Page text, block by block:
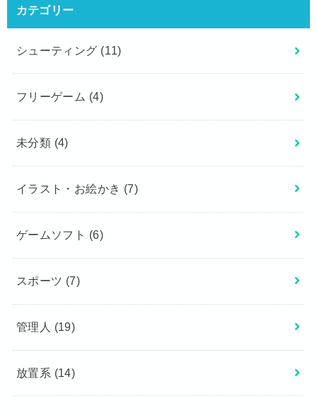
カテゴリー
シューティング (11)
フリーゲーム (4)
未分類 (4)
イラスト・お絵かき (7)
ゲームソフト (6)
スポーツ (7)
管理人 (19)
放置系 (14)